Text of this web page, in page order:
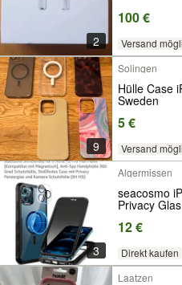
2
100 €
Versand
9
Solingen
Hülle Case
Sweden
5 €
Versand
3
Algermissen
seacosmo
Privacy
12 €
Direkt kaufen
Laatzen